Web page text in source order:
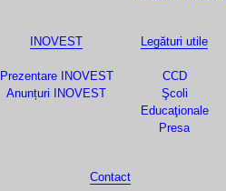
INOVEST
Prezentare INOVEST
Anunțuri INOVEST
Legături utile
CCD
Şcoli
Educaţionale
Presa
Contact